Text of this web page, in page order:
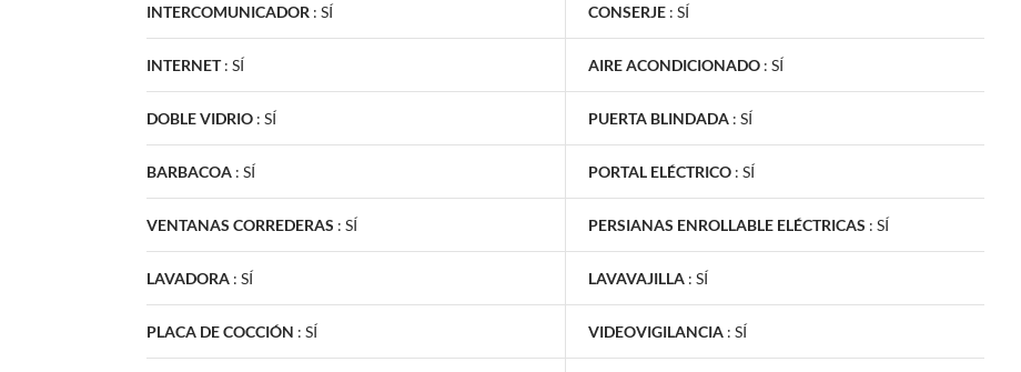
INTERCOMUNICADOR : SÍ CONSERJE : SÍ
INTERNET: SÍ AIRE ACONDICIONADO : SÍ
DOBLE VIDRIO : SÍ PUERTA BLINDADA : SÍ
BARBACOA : SÍ PORTAL ELÉCTRICO : SÍ
VENTANAS CORREDERAS : SÍ PERSIANAS ENROLLABLE ELÉCTRICAS : SÍ
LAVADORA : SÍ LAVAVAJILLA : SÍ
PLACA DE COCCIÓN : SÍ VIDEOVIGILANCIA : SÍ